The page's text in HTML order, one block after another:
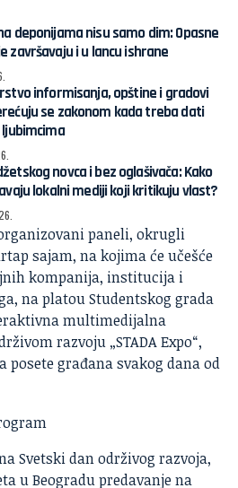
deponijama nisu samo dim: Opasne
završavaju i u lancu ishrane
informisanja, opštine i gradovi
se zakonom kada treba dati
novca i bez oglašivača: Kako
lokalni mediji koji kritikuju vlast?
paneli, okrugli
sajam, na kojima će učešće
kompanija, institucija i
na platou Studentskog grada
multimedijalna
razvoju „STADA Expo“,
posete građana svakog dana od
Svetski dan održivog razvoja,
u Beogradu predavanje na